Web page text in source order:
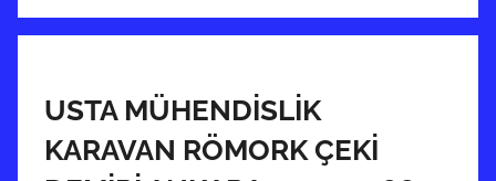
9
t
r
h
USTA MÜHENDİSLİK
KARAVAN RÖMORK ÇEKİ